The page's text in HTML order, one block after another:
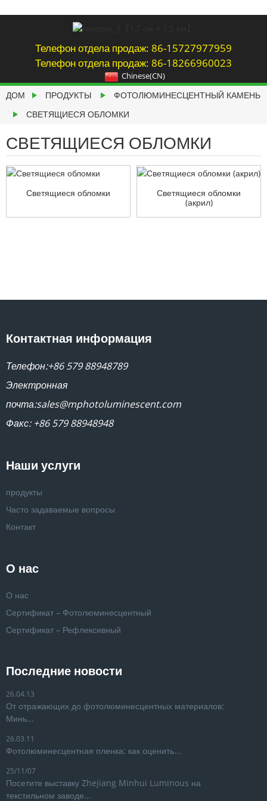
Телефон отдела продаж: 86-15727977959
Телефон отдела продаж: 86-18266960023
Chinese(CN)
ДОМ ПРОДУКТЫ
ФОТОЛЮМИНЕСЦЕНТНЫЙ КАМЕНЬ
СВЕТЯЩИЕСЯ ОБЛОМКИ
СВЕТЯЩИЕСЯ ОБЛОМКИ
Светящиеся обломки
Светящиеся обломки
(акрил)
Контактная информация
Телефон:+86 579 88948789
Электронная
почта:sales@mphotoluminescent.com
Факс: +86 579 88948948
Наши услуги
продукты
Часто задаваемые вопросы
Контакт
О нас
О нас
Сертификат – Фотолюминесцентный
Сертификат – Рефлексивный
Последние новости
26.04.13
От отражающих до фотолюминесцентных материалов:
Минь...
26.03.11
Фотолюминесцентная пленка: как оценить...
25/11/07
Посетите выставку Zhejiang Minhui Luminous на
текстильном заводе...